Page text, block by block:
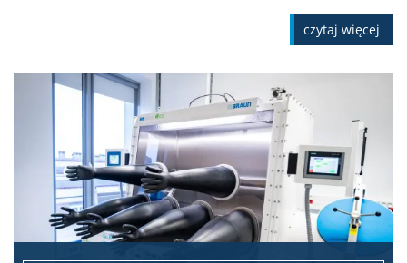
czytaj więcej